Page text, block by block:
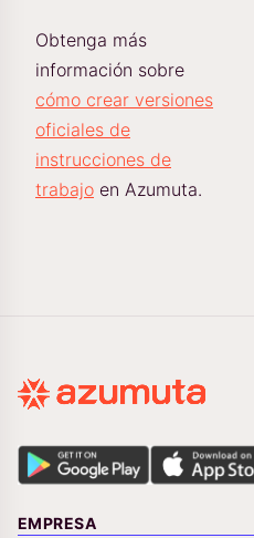
Obtenga más
información sobre
cómo crear versiones
oficiales de
instrucciones de
trabajo en Azumuta.
EMPRESA